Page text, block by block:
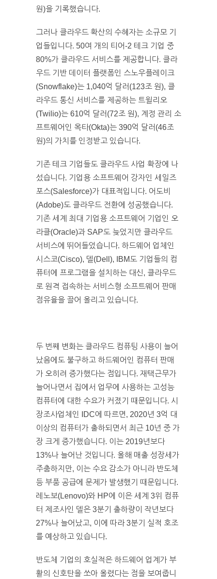
원)을 기록했습니다.
그러나 클라우드 확산의 수혜자는 소규모 기
업들입니다. 50여 개의 티어-2 테크 기업 중
80%가 클라우드 서비스를 제공합니다. 클라
우드 기반 데이터 플랫폼인 스노우플레이크
(Snowflake)는 1,040억 달러(123조 원), 클
라우드 통신 서비스를 제공하는 트윌리오
(Twilio)는 610억 달러(72조 원), 계정 관리 소
프트웨어인 옥타(Okta)는 390억 달러(46조
원)의 가치를 인정받고 있습니다.
기존 테크 기업들도 클라우드 사업 확장에 나
섰습니다. 기업용 소프트웨어 강자인 세일즈
포스(Salesforce)가 대표적입니다. 어도비
(Adobe)도 클라우드 전환에 성공했습니다.
기존 세계 최대 기업용 소프트웨어 기업인 오
라클(Oracle)과 SAP도 늦었지만 클라우드
서비스에 뛰어들었습니다. 하드웨어 업체인
시스코(Cisco), 델(Dell), IBM도 기업들의 컴
퓨터에 프로그램을 설치하는 대신, 클라우드
로 원격 접속하는 서비스형 소프트웨어 판매
점유율을 끌어 올리고 있습니다.
두 번째 변화는 클라우드 컴퓨팅 사용이 늘어
났음에도 불구하고 하드웨어인 컴퓨터 판매
가 오히려 증가했다는 점입니다. 재택근무가
늘어나면서 집에서 업무에 사용하는 고성능
컴퓨터에 대한 수요가 커졌기 때문입니다. 시
장조사업체인 IDC에 따르면, 2020년 3억 대
이상의 컴퓨터가 출하되면서 최근 10년 중 가
장 크게 증가했습니다. 이는 2019년보다
13%나 늘어난 것입니다. 올해 매출 성장세가
주춤하지만, 이는 수요 감소가 아니라 반도체
등 부품 공급에 문제가 발생했기 때문입니다.
레노보(Lenovo)와 HP에 이은 세계 3위 컴퓨
터 제조사인 델은 3분기 출하량이 작년보다
27%나 늘어났고, 이에 따라 3분기 실적 호조
를 예상하고 있습니다.
반도체 기업의 호실적은 하드웨어 업계가 부
활의 신호탄을 쏘아 올렸다는 점을 보여줍니